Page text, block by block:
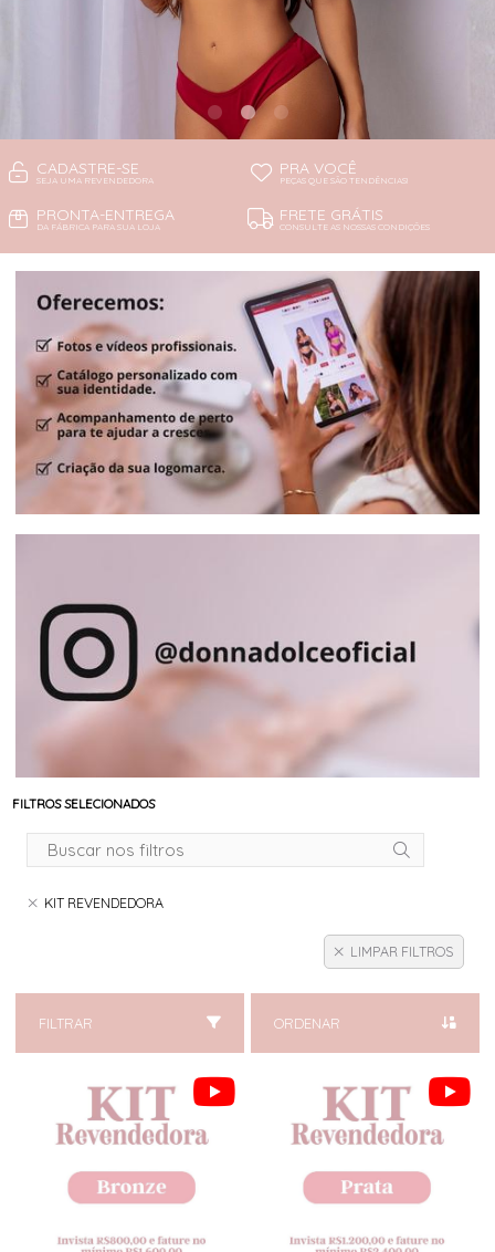
CADASTRE-SE
SEJA UMA REVENDEDORA
PRA VOCÊ
PEÇAS QUE SÃO TENDÊNCIAS!
PRONTA-ENTREGA
DA FÁBRICA PARA SUA LOJA
FRETE GRÁTIS
CONSULTE AS NOSSAS CONDIÇÕES
FILTROS SELECIONADOS
KIT REVENDEDORA
LIMPAR FILTROS
FILTRAR ORDENAR